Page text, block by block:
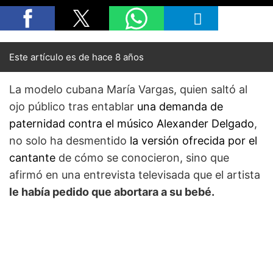
Este artículo es de hace 8 años
La modelo cubana María Vargas, quien saltó al
ojo público tras entablar una demanda de
paternidad contra el músico Alexander Delgado,
no solo ha desmentido la versión ofrecida por el
cantante de cómo se conocieron, sino que
afirmó en una entrevista televisada que el artista
le había pedido que abortara a su bebé.